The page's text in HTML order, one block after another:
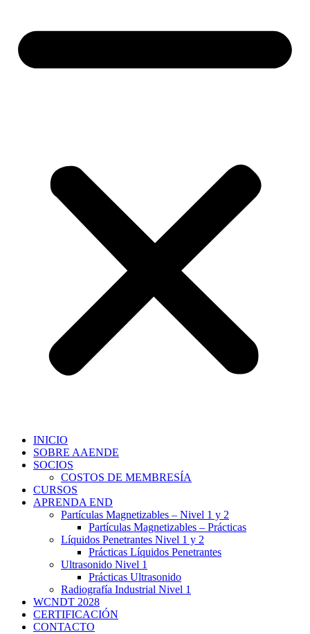
INICIO
SOBRE AAENDE
SOCIOS
COSTOS DE MEMBRESÍA
CURSOS
APRENDA END
Partículas Magnetizables – Nivel 1 y 2
Partículas Magnetizables – Prácticas
Líquidos Penetrantes Nivel 1 y 2
Prácticas Líquidos Penetrantes
Ultrasonido Nivel 1
Prácticas Ultrasonido
Radiografía Industrial Nivel 1
WCNDT 2028
CERTIFICACIÓN
CONTACTO